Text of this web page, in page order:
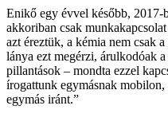
Enikő egy évvel később, 2017-
akkoriban csak
azt éreztük, a kémia nem csak
lánya ezt megérzi, árulkodóak
pillantások – mondta ezzel
írogattunk egymásnak
egymás iránt.”